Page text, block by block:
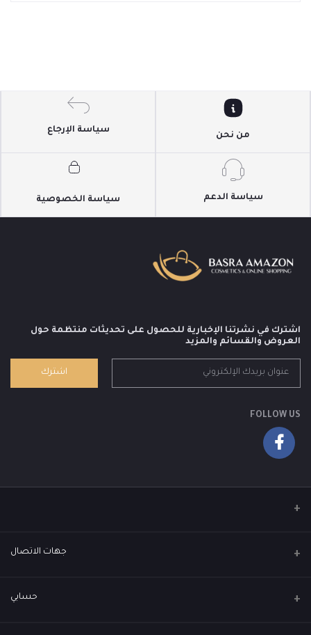
من نحن
سياسة الإرجاع
سياسة الدعم سياسة الخصوصية
اشترك في نشرتنا الإخبارية للحصول على تحديثات منتظمة حول
العروض والقسائم والمزيد
اشترك
FOLLOW US
جهات الاتصال
العنوان
حسابي